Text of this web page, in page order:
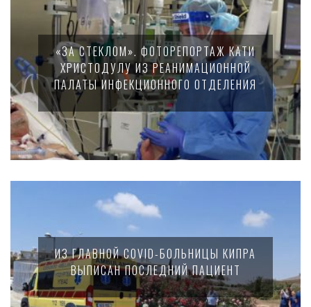
«ЗА СТЕКЛОМ». ФОТОРЕПОРТАЖ КАТИ
ХРИСТОДУЛУ ИЗ РЕАНИМАЦИОННОЙ
ПАЛАТЫ ИНФЕКЦИОННОГО ОТДЕЛЕНИЯ
ИЗ ГЛАВНОЙ COVID-БОЛЬНИЦЫ КИПРА
ВЫПИСАН ПОСЛЕДНИЙ ПАЦИЕНТ